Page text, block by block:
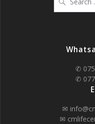
for:
✆
✆
✉
✉